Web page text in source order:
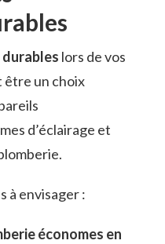
lors de vos
être un choix
d’éclairage et
à envisager :
économes en